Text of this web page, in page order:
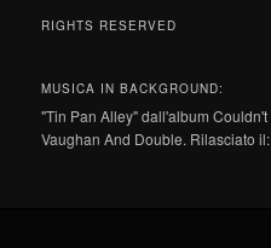
RIGHTS RESERVED
MUSICA IN BACKGROUND:
"Tin Pan Alley" dall'album
Vaughan And Double. Rilasciato